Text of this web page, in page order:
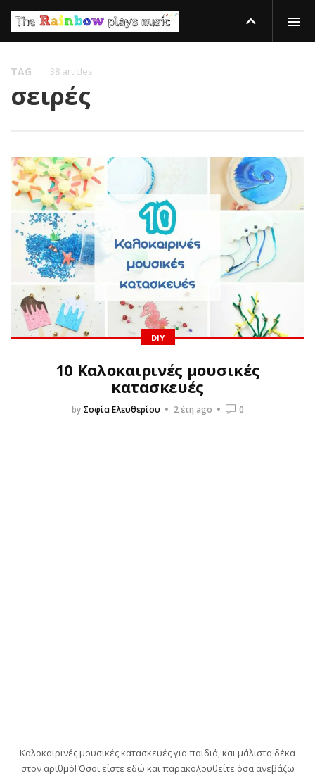
TAG 38 articles
σειρές
DIY
10 Καλοκαιρινές μουσικές
κατασκευές
by Σοφία Ελευθερίου 2 έτη ago 0
Καλοκαιρινές μουσικές κατασκευές για παιδιά, και μάλιστα δέκα
στον αριθμό! Όσοι είστε εδώ και παρακολουθείτε όσα ανεβάζω